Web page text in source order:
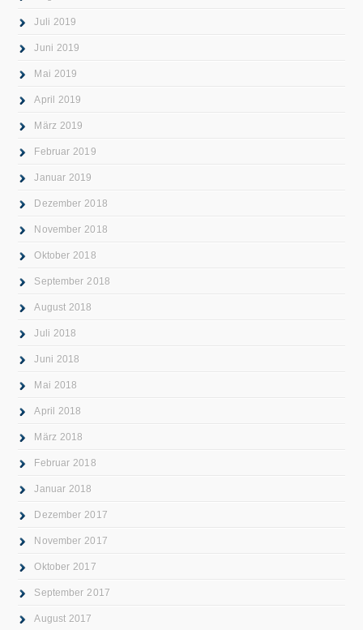
Juli 2019
Juni 2019
Mai 2019
April 2019
März 2019
Februar 2019
Januar 2019
Dezember 2018
November 2018
Oktober 2018
September 2018
August 2018
Juli 2018
Juni 2018
Mai 2018
April 2018
März 2018
Februar 2018
Januar 2018
Dezember 2017
November 2017
Oktober 2017
September 2017
August 2017